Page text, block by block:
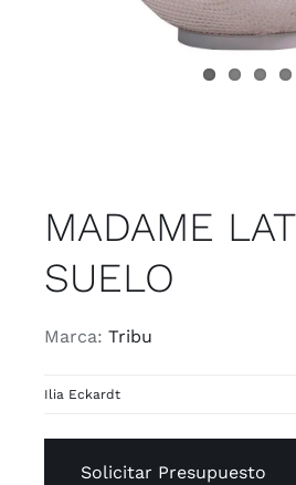
MADAME
SUELO
Marca: Tribu
Ilia Eckardt
Solicitar Presupuesto